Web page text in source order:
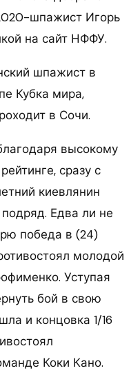
шпажист Игорь
на сайт НФФУ.
шпажист в
Кубка мира,
в Сочи.
высокому
сразу с
киевлянин
Едва ли не
победа в (24)
молодой
Уступая
бой в свою
и концовка 1/16
Коки Кано.